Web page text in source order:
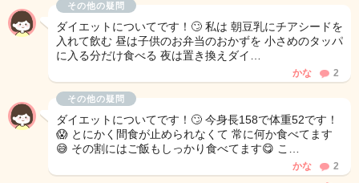
その他の疑問
ダイエットについてです！🙄 私は 朝豆乳にチアシードを
入れて飲む 昼は子供のお弁当のおかずを 小さめのタッパ
に入る分だけ食べる 夜は置き換えダイ…
かな 2
その他の疑問
ダイエットについてです！🙄 今身長158で体重52です！
😱 とにかく間食が止められなくて 常に何か食べてます
😅 その割にはご飯もしっかり食べてます😋 こ…
かな 2